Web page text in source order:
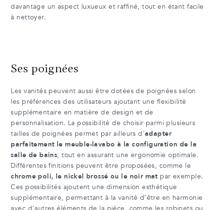
davantage un aspect luxueux et raffiné, tout en étant facile
à nettoyer.
Ses poignées
Les vanités peuvent aussi être dotées de poignées selon
les préférences des utilisateurs ajoutant une flexibilité
supplémentaire en matière de design et de
personnalisation. La possibilité de choisir parmi plusieurs
tailles de poignées permet par ailleurs d'adapter
parfaitement le meuble-lavabo à la configuration de la
salle de bains, tout en assurant une ergonomie optimale.
Différentes finitions peuvent être proposées, comme le
chrome poli, le nickel brossé ou le noir mat par exemple.
Ces possibilités ajoutent une dimension esthétique
supplémentaire, permettant à la vanité d’être en harmonie